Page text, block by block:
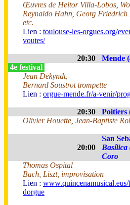
Œuvres de Heitor Villa-Lobos,
Reynaldo Hahn, Georg Friedrich
etc.
Lien : toulouse-les-orgues.org/
voutes/
20:30 Mende
4e festival
Jean Dekyndt,
Bernard Soustrot trompette
Lien : orgue-mende.fr/a-venir/
20:30 Poitiers
Olivier Houette, Jean-Baptiste
20:00
San
Basílica
Coro
Thomas Ospital
Bach, Liszt, improvisation
Lien :
dorgue